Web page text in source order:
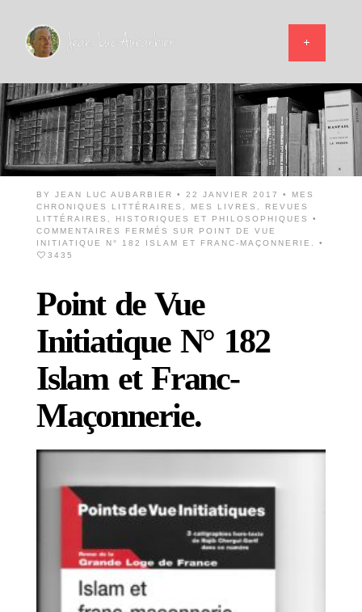
BY JEAN LUC AUBARBIER • 22 JANVIER 2017 •
MES
CHRONIQUES LITTÉRAIRES
MES LIVRES
REVUES
LITTÉRAIRES, HISTORIQUES ET PHILOSOPHIQUES
•
COMMENTAIRES FERMÉS
SUR POINT DE VUE
INITIATIQUE N° 182 ISLAM ET FRANC-MAÇONNERIE.
•
3435
Point de Vue
Initiatique N° 182
Islam et Franc-
Maçonnerie.